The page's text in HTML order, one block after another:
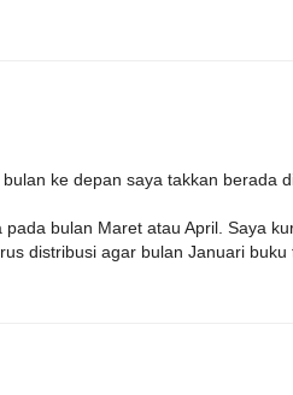
ke depan saya takkan berada
bulan Maret atau April. Saya
distribusi agar bulan Januari